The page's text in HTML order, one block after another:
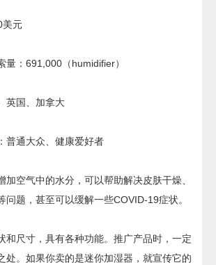
美元
量：691,000（humidifier）
英国、加拿大
普通大众、健康爱好者
加空气中的水分，可以帮助解决皮肤干燥、
问题，甚至可以缓解一些COVID-19症状。
和尺寸，具有各种功能。推广产品时，一定
处。如果你卖的是迷你加湿器，就宣传它的